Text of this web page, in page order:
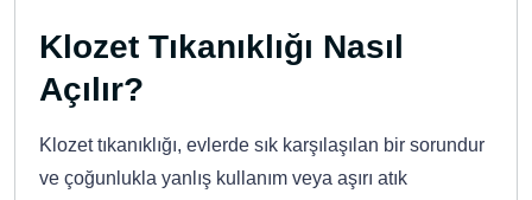
Klozet Tıkanıklığı Nasıl
Açılır?
Klozet tıkanıklığı, evlerde sık karşılaşılan bir sorundur
ve çoğunlukla yanlış kullanım veya aşırı atık